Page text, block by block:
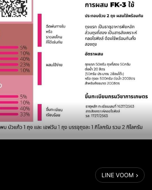
LINE VOOM